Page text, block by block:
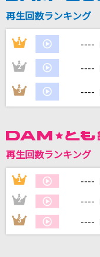
布施明
DAM
再生回数ランキング
1 ----
2 ----
3 ----
再生回数ランキング
1 ----
2 ----
3 ----